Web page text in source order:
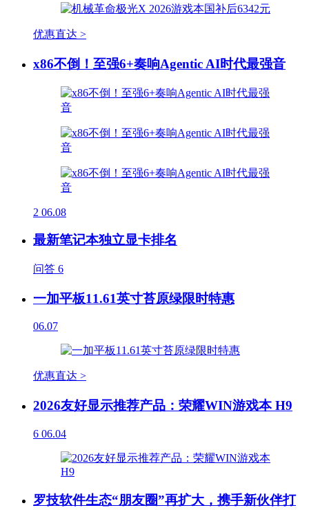
优惠直达 >
x86不倒！至强6+奏响Agentic AI时代最强音
2 06.08
最新笔记本独立显卡排名
问答 6
一加平板11.61英寸苔原绿限时特惠
06.07
优惠直达 >
2026友好显示推荐产品：荣耀WIN游戏本 H9
6 06.04
罗技软件生态“朋友圈”再扩大，携手新伙伴打